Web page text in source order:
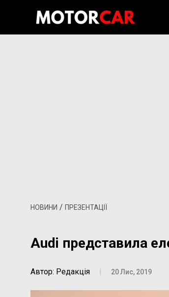
НОВИНИ / ПРЕЗЕНТАЦІЇ
Audi представила
Автор: Редакція | 20 Лис, 2019